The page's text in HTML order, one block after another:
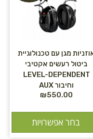
מגן עם טכנולוגיית
ביטול רעשים אקטיבי
LEVEL-DEPENDENT
וחיבור AUX
₪550.00
בחר אפשרויות